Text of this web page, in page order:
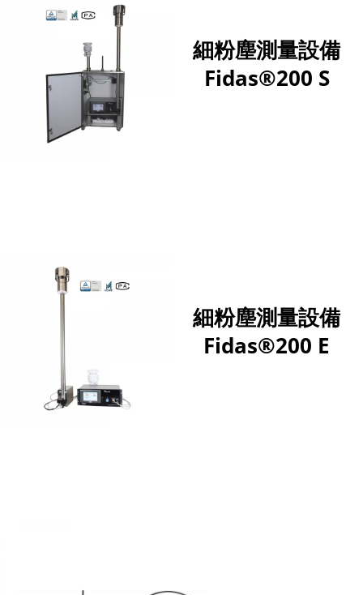
細粉塵測量設備
Fidas®200 S
細粉塵測量設備
Fidas®200 E